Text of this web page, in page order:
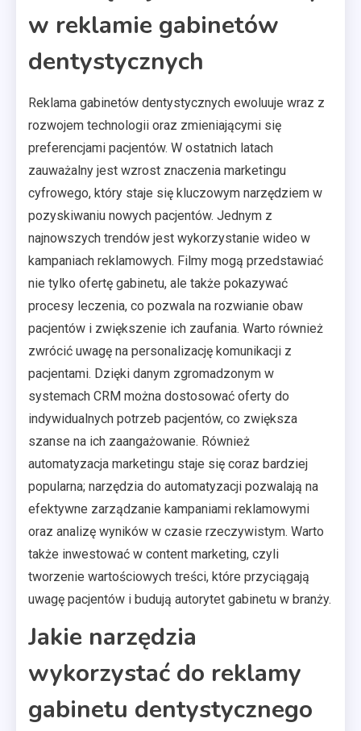
w reklamie gabinetów
dentystycznych
Reklama gabinetów dentystycznych ewoluuje wraz z
rozwojem technologii oraz zmieniającymi się
preferencjami pacjentów. W ostatnich latach
zauważalny jest wzrost znaczenia marketingu
cyfrowego, który staje się kluczowym narzędziem w
pozyskiwaniu nowych pacjentów. Jednym z
najnowszych trendów jest wykorzystanie wideo w
kampaniach reklamowych. Filmy mogą przedstawiać
nie tylko ofertę gabinetu, ale także pokazywać
procesy leczenia, co pozwala na rozwianie obaw
pacjentów i zwiększenie ich zaufania. Warto również
zwrócić uwagę na personalizację komunikacji z
pacjentami. Dzięki danym zgromadzonym w
systemach CRM można dostosować oferty do
indywidualnych potrzeb pacjentów, co zwiększa
szanse na ich zaangażowanie. Również
automatyzacja marketingu staje się coraz bardziej
popularna; narzędzia do automatyzacji pozwalają na
efektywne zarządzanie kampaniami reklamowymi
oraz analizę wyników w czasie rzeczywistym. Warto
także inwestować w content marketing, czyli
tworzenie wartościowych treści, które przyciągają
uwagę pacjentów i budują autorytet gabinetu w branży.
Jakie narzędzia
wykorzystać do reklamy
gabinetu dentystycznego